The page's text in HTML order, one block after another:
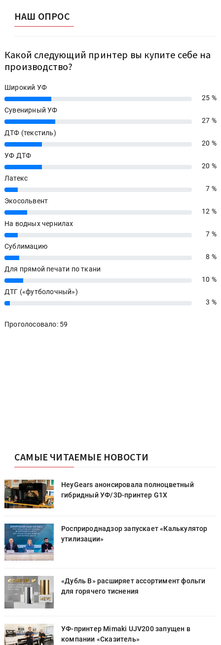
НАШ ОПРОС
Какой следующий принтер вы купите себе на
производство?
Широкий УФ
25%
25 %
Сувенирный УФ
27%
27 %
ДТФ (текстиль)
20%
20 %
УФ ДТФ
20%
20 %
Латекс
7%
7 %
Экосольвент
12%
12 %
На водных чернилах
7%
7 %
Сублимацию
8%
8 %
Для прямой печати по ткани
10%
10 %
ДТГ («футболочный»)
3% 3 %
Проголосовало: 59
САМЫЕ ЧИТАЕМЫЕ НОВОСТИ
HeyGears анонсировала полноцветный
гибридный УФ/3D-принтер G1X
Росприроднадзор запускает «Калькулятор
утилизации»
«Дубль В» расширяет ассортимент фольги
для горячего тиснения
УФ-принтер Mimaki UJV200 запущен в
компании «Сказитель»